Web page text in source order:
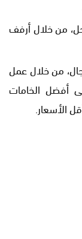
من خلال أرفف
من خلال عمل
أفضل الخامات
الأسعار.